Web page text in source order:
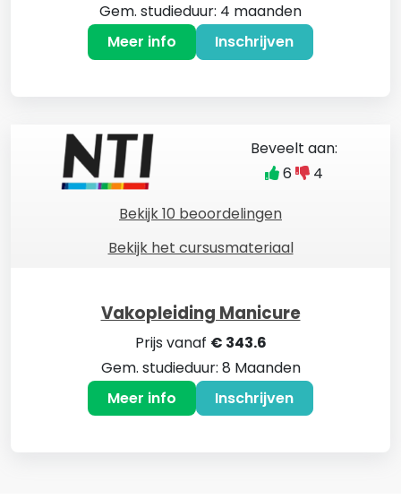
Gem. studieduur: 4 maanden
Meer info
Inschrijven
Bekijk 10 beoordelingen
Beveelt aan:
6
4
Bekijk het cursusmateriaal
Vakopleiding Manicure
Prijs vanaf € 343.6
Gem. studieduur: 8 Maanden
Meer info
Inschrijven